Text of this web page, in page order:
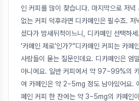
인 커피를 많이 찾습니다. 마지막으로 저
없는 커피 덕후라면 디카페인은 필수죠.
셨다가 밤새뒤척이느니, 디카페인 선택하
‘카페인 제로’인가?“디카페인 커피는 카페
사람들이 묻는 질문인데요. 디카페인은 엄
아니에요. 일반 커피에서 약 97~99%의
여 카페인은 약 2~5mg 정도 남아있어요.
페인 커피 한 잔에는 약 3~5mg의 카페인